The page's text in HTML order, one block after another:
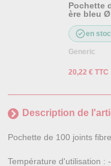
Pochette
ère bleu
en
Generic
20,22 € TTC
Description de
Pochette de 100 joints
Température d'utilisation :